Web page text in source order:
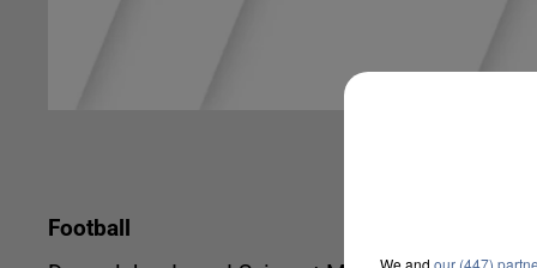
Football
We and our (447)